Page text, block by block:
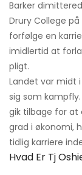
Barker
Drury College
forfølge en
imidlertid at
pligt.
Landet var midt
sig som
gik tilbage for at
grad i økonomi,
tidlig karriere
Hvad Er Tj